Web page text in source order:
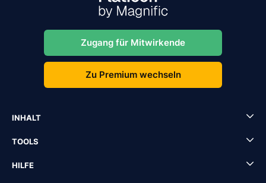
Zugang für Mitwirkende
Zu Premium wechseln
INHALT
TOOLS
HILFE